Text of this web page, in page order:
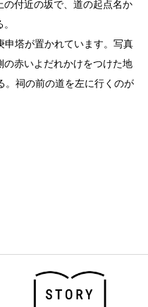
付近の坂で、道の起点名か
塔が置かれています。写真
赤いよだれかけをつけた地
。祠の前の道を左に行くのが